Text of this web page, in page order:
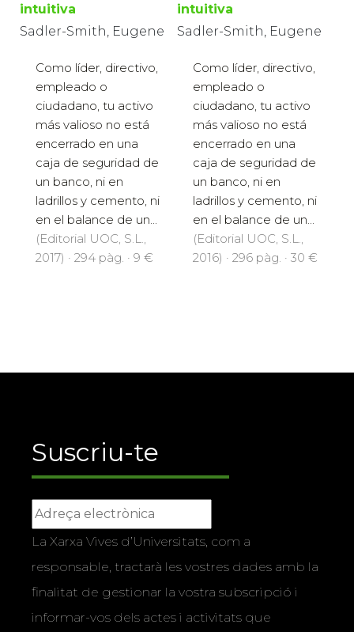
intuitiva
Sadler-Smith, Eugene
Como líder, directivo,
empleado o
ciudadano, tu activo
más valioso no está
encerrado en una
caja de seguridad de
un banco, ni en
ladrillos y cemento, ni
en el balance de un...
(Editorial UOC, S.L.,
2017) · 294 pàg. · 9 €
intuitiva
Sadler-Smith, Eugene
Como líder, directivo,
empleado o
ciudadano, tu activo
más valioso no está
encerrado en una
caja de seguridad de
un banco, ni en
ladrillos y cemento, ni
en el balance de un...
(Editorial UOC, S.L.,
2016) · 296 pàg. · 30 €
Suscriu-te
La Xarxa Vives d’Universitats, com a
responsable, tractarà les vostres dades amb la
finalitat de gestionar la vostra subscripció i
informar-vos dels actes i activitats que